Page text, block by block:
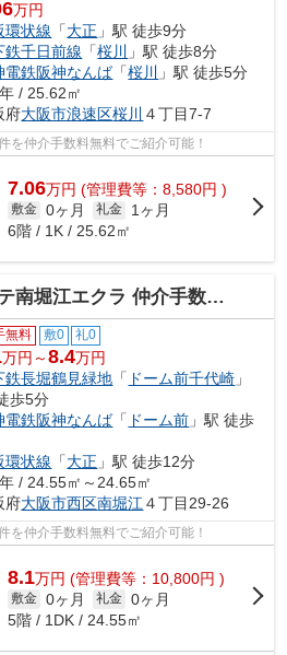
万円
環状線 「大正 」駅 徒歩9分
鉄千日前線 「桜川
」駅 徒歩8分
電鉄阪神なんば「桜川
」駅 徒歩5分
/ 25.62㎡
府大阪市浪速区桜川 ４丁目7-7
を仲介手数料無料でご紹介可能！
7.06万円 (管理費等：8,580円 )
敷金 0ヶ月 礼金
1ヶ月
6階 / 1K / 25.62㎡
堀江エクラ 仲介手数料無料
無料 敷0 礼0
万円～8.4万円
鉄長堀鶴見緑地 「 ドーム前千代崎 」
歩5分
電鉄阪神なんば「 ドーム前 」駅 徒歩
環状線 「大正 」駅 徒歩12分
/ 24.55㎡～24.65㎡
府大阪市西区南堀江 ４丁目29-26
を仲介手数料無料でご紹介可能！
8.1万円 (管理費等：10,800円 )
敷金 0ヶ月 礼金 0ヶ月
5階 / 1DK / 24.55㎡